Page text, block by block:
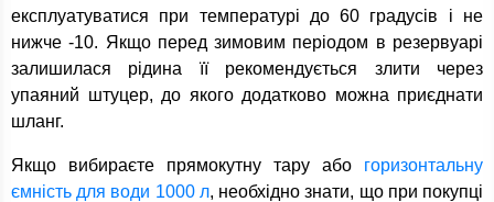
експлуатуватися при температурі до 60 градусів і не
нижче -10. Якщо перед зимовим періодом в резервуарі
залишилася рідина її рекомендується злити через
упаяний штуцер, до якого додатково можна приєднати
шланг.
Якщо вибираєте прямокутну тару або горизонтальну
ємність для води 1000 л, необхідно знати, що при покупці